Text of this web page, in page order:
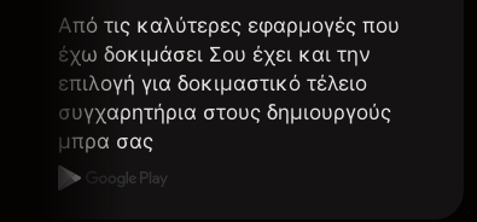
Από τις καλύτερες εφαρμογές που
έχω δοκιμάσει Σου έχει και την
επιλογή για δοκιμαστικό τέλειο
συγχαρητήρια στους δημιουργούς
μπρα σας